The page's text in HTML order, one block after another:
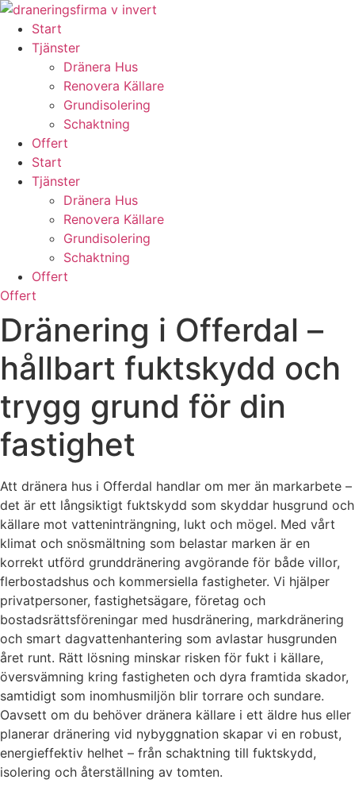
Skip
content
Start
Tjänster
Dränera Hus
Renovera Källare
Grundisolering
Schaktning
Offert
Start
Tjänster
Dränera Hus
Renovera Källare
Grundisolering
Schaktning
Offert
Offert
Dränering i Offerdal –
hållbart fuktskydd och
trygg grund för din
fastighet
Att dränera hus i Offerdal handlar om mer än markarbete –
det är ett långsiktigt fuktskydd som skyddar husgrund och
källare mot vatteninträngning, lukt och mögel. Med vårt
klimat och snösmältning som belastar marken är en
korrekt utförd grunddränering avgörande för både villor,
flerbostadshus och kommersiella fastigheter. Vi hjälper
privatpersoner, fastighetsägare, företag och
bostadsrättsföreningar med husdränering, markdränering
och smart dagvattenhantering som avlastar husgrunden
året runt. Rätt lösning minskar risken för fukt i källare,
översvämning kring fastigheten och dyra framtida skador,
samtidigt som inomhusmiljön blir torrare och sundare.
Oavsett om du behöver dränera källare i ett äldre hus eller
planerar dränering vid nybyggnation skapar vi en robust,
energieffektiv helhet – från schaktning till fuktskydd,
isolering och återställning av tomten.